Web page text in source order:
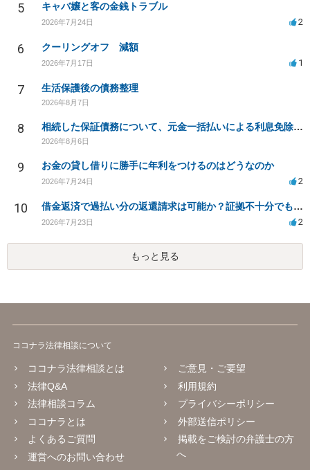
5 キャバ嬢と客の金銭トラブル
2026年7月24日 2
6 クーリングオフ 減額
2026年7月17日 1
7 生活保護後の債務整理
2026年8月7日
8 相続した保証債務について、元金一括払いによる利息免除の交渉は可能でしょうか
2026年8月6日
9 お金の貸し借りに勝手に年利をつけるのはどうなのか
2026年7月24日 2
10 借金返済で過払い分の返還請求は可能か？証拠不十分でも弁護士に相談したい
2026年7月23日 2
もっと見る
ココナラ法律相談について
ココナラ法律相談とは
法律Q&A
法律相談コラム
ココナラとは
よくあるご質問
運営へのお問い合わせ
ご意見・ご要望
利用規約
プライバシーポリシー
外部送信ポリシー
掲載をご検討の弁護士の方
へ